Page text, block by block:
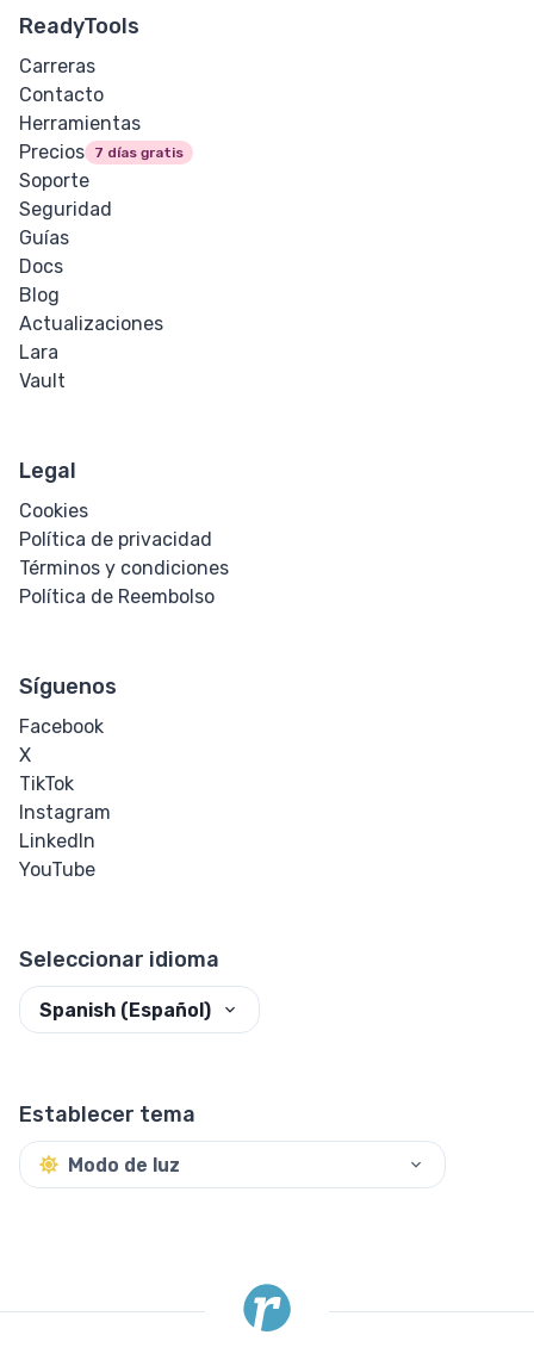
Video
Text
Anulación
Bidireccional
Negrita
Cita en Bloque
Citar
Hipervínculo
Cursiva
Marcar
Subíndice
Área de texto
Subrayado
Other
Detalles
Medidor
Progreso
Tarjeta
ReadyTools
Carreras
Contacto
Herramientas
Precios
7 días gratis
Soporte
Seguridad
Guías
Docs
Blog
Actualizaciones
Lara
Vault
Legal
Cookies
Política de privacidad
Términos y condiciones
Política de Reembolso
Síguenos
Facebook
X
TikTok
Instagram
LinkedIn
YouTube
Seleccionar idioma
Spanish (Español)
Establecer tema
Modo de luz